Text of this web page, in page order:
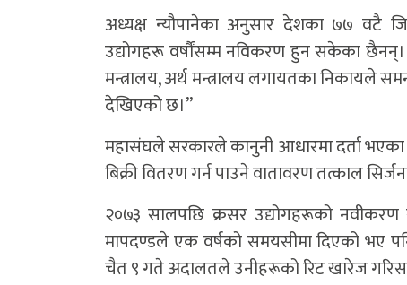
अध्यक्ष न्यौपानेका अनुसार देशका ७७ वटै
उद्योगहरू वर्षौंसम्म नविकरण हुन सकेका छैनन्।
मन्त्रालय, अर्थ मन्त्रालय लगायतका निकायले
देखिएको छ।”
महासंघले सरकारले कानुनी आधारमा दर्ता
बिक्री वितरण गर्न पाउने वातावरण तत्काल
२०७३ सालपछि क्रसर उद्योगहरूको
मापदण्डले एक वर्षको समयसीमा दिएको भए
चैत ९ गते अदालतले उनीहरूको रिट खारेज